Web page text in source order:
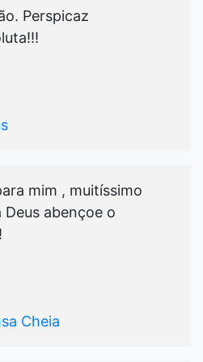
Perspicaz
mim , muitíssimo
abençoe o
Cheia